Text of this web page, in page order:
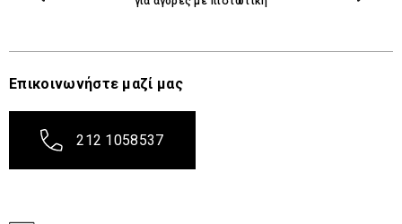
Επικοινωνήστε μαζί μας
212 1058537